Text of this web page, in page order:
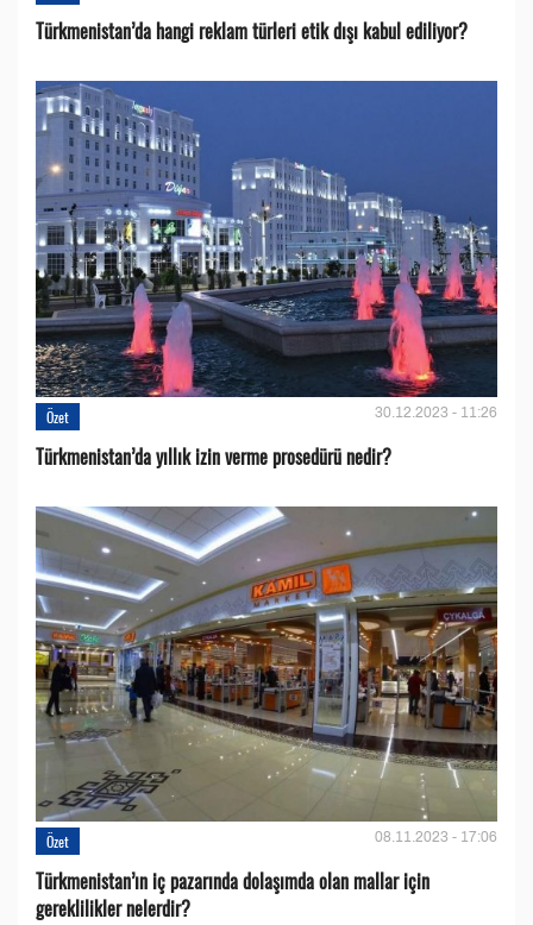
Türkmenistan’da hangi reklam türleri etik dışı kabul ediliyor?
Özet 30.12.2023 - 11:26
Türkmenistan’da yıllık izin verme prosedürü nedir?
Özet 08.11.2023 - 17:06
Türkmenistan’ın iç pazarında dolaşımda olan mallar için
gereklilikler nelerdir?